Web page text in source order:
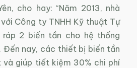
cho hay: “Năm 2013, nhà
Công ty TNHH Kỹ thuật Tự
2 biến tần cho hệ thống
Đến nay, các thiết bị biến tần
giúp tiết kiệm 30% chi phí